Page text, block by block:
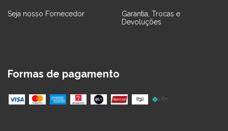
Seja nosso Fornecedor
Garantia, Trocas e
Devoluções
Formas de pagamento